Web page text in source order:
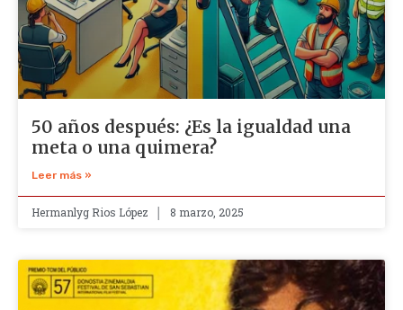
50 años después: ¿Es la igualdad una
meta o una quimera?
Leer más »
Hermanlyg Rios López 8 marzo, 2025